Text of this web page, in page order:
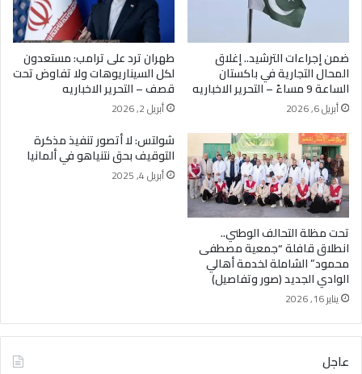
ضمن إجراءات الترشيد.. إغلاق
المحال التجارية في باكستان
الساعة 9 مساءً – التحرير الاخباريه
أبريل 6, 2026
طهران ترد على ترامب: مستعدون
لكل السيناريوهات ولا تفاوض تحت
قصف – التحرير الاخباريه
أبريل 2, 2026
تحت مظلة التحالف الوطني..
انطلاق قافلة “جمعية مصطفى
محمود” الشاملة لخدمة أهالي
الوادي الجديد (صور وتفاصيل)
يناير 16, 2026
شولتس: لا أتصور تنفيذ مذكرة
التوقيف بحق نتنياهو في ألمانيا
أبريل 4, 2025
عاجل